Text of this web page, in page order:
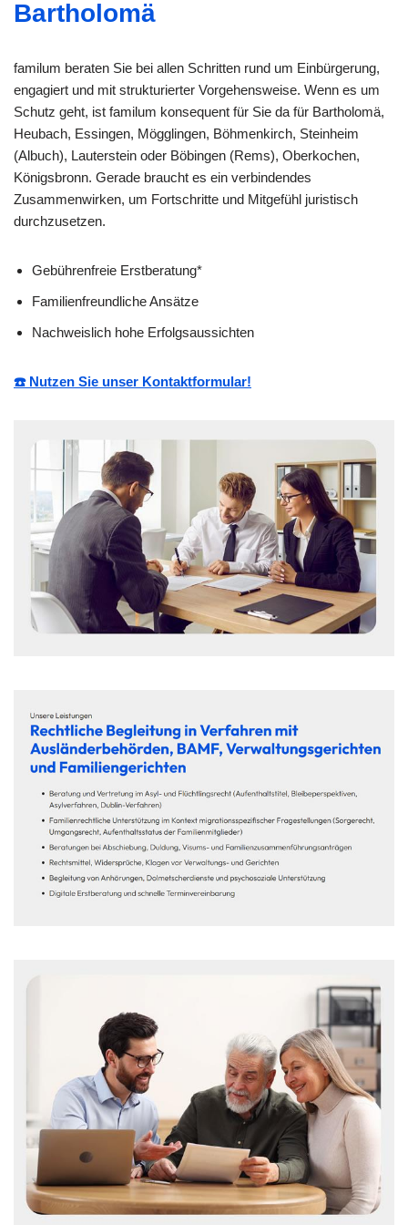
Bartholomä
familum beraten Sie bei allen Schritten rund um Einbürgerung,
engagiert und mit strukturierter Vorgehensweise. Wenn es um
Schutz geht, ist familum konsequent für Sie da für Bartholomä,
Heubach, Essingen, Mögglingen, Böhmenkirch, Steinheim
(Albuch), Lauterstein oder Böbingen (Rems), Oberkochen,
Königsbronn. Gerade braucht es ein verbindendes
Zusammenwirken, um Fortschritte und Mitgefühl juristisch
durchzusetzen.
Gebührenfreie Erstberatung*
Familienfreundliche Ansätze
Nachweislich hohe Erfolgsaussichten
☎️ Nutzen Sie unser Kontaktformular!